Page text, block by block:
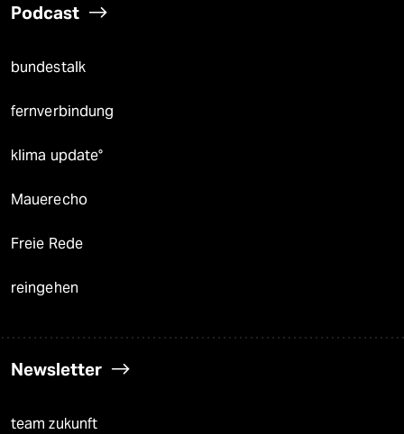
Podcast
bundestalk
fernverbindung
klima update°
Mauerecho
Freie Rede
reingehen
Newsletter
team zukunft